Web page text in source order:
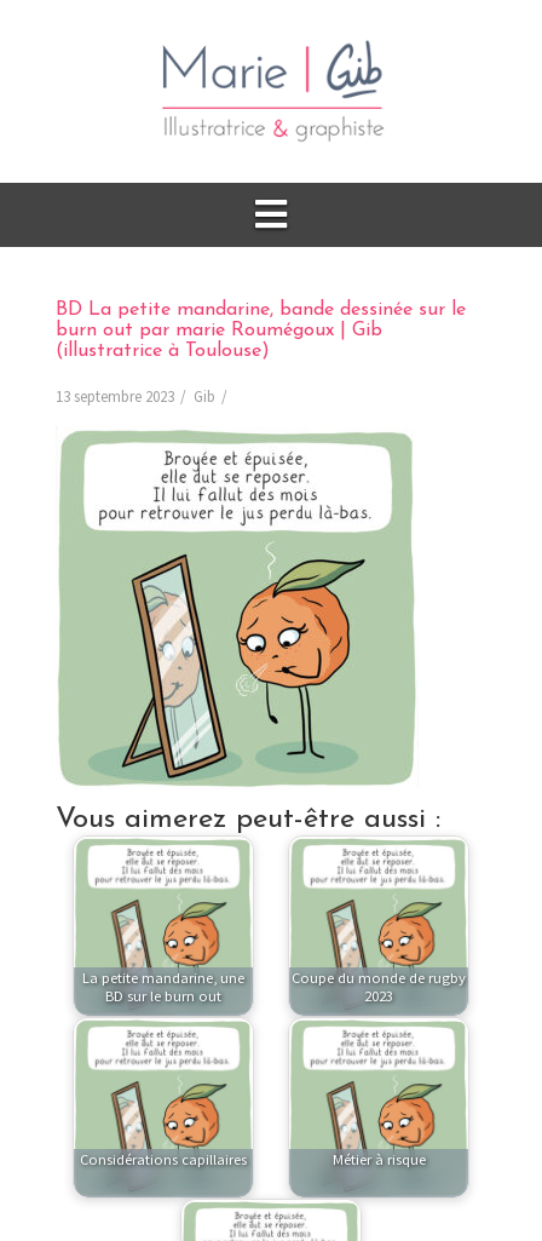
BD La petite mandarine, bande dessinée sur le
burn out par marie Roumégoux | Gib
(illustratrice à Toulouse)
13 septembre 2023 Gib
Vous aimerez peut-être aussi :
La petite mandarine, une
BD sur le burn out
Coupe du monde de rugby
2023
Considérations capillaires Métier à risque